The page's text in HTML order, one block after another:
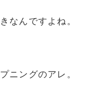
なんですよね。
ニングのアレ。